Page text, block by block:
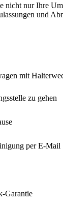
nicht nur Ihre
und
mit
zu gehen
per E-Mail
Garantie